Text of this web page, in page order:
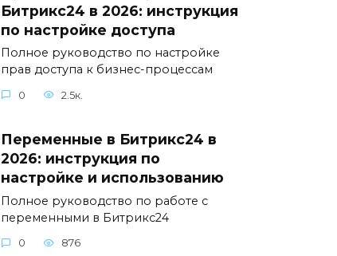
Битрикс24 в 2026: инструкция
по настройке доступа
Полное руководство по настройке
прав доступа к бизнес-процессам
0 2.5к.
Переменные в Битрикс24 в
2026: инструкция по
настройке и использованию
Полное руководство по работе с
переменными в Битрикс24
0 876